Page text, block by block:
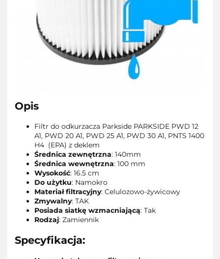
Opis
Filtr do odkurzacza Parkside PARKSIDE PWD 12
A1, PWD 20 A1, PWD 25 A1, PWD 30 A1, PNTS 1400
H4 (EPA) z deklem
Średnica zewnętrzna: 140mm
Średnica wewnętrzna: 100 mm
Wysokość: 16.5 cm
Do użytku: Namokro
Materiał filtracyjny: Celulozowo-żywicowy
Zmywalny: TAK
Posiada siatkę wzmacniającą: Tak
Rodzaj: Zamiennik
Specyfikacja: